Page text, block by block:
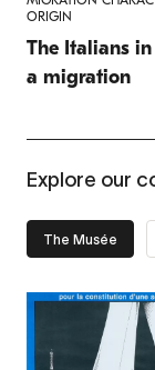
ORIGIN
The Italians
a migration
Explore our
The Musée